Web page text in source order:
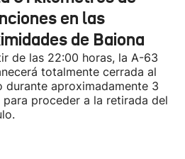
en las
de Baiona
de las 22:00 horas, la A-63
totalmente cerrada al
durante aproximadamente 3
para proceder a la retirada del